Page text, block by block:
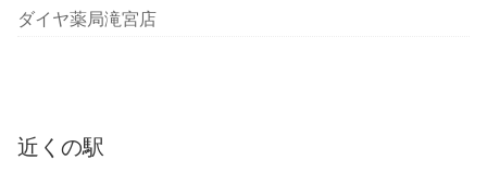
ダイヤ薬局滝宮店
近くの駅